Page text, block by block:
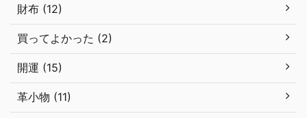
財布 (12)
買ってよかった (2)
開運 (15)
革小物 (11)